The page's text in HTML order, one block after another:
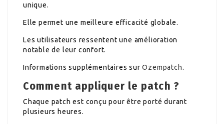
unique.
Elle permet une meilleure efficacité globale.
Les utilisateurs ressentent une amélioration
notable de leur confort.
Informations supplémentaires surOzempatch.
Comment appliquer le patch ?
Chaque patch est conçu pour être porté durant
plusieurs heures.